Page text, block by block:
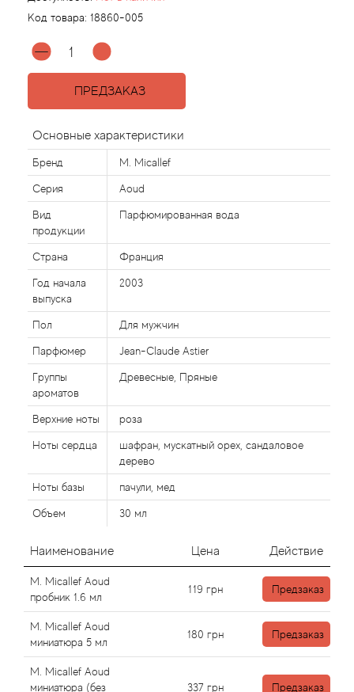
Код товара: 18860-005
ПРЕДЗАКАЗ
Основные характеристики
Бренд M. Micallef
Серия Aoud
Вид
продукции
Парфюмированная вода
Страна Франция
Год начала
выпуска
2003
Пол Для мужчин
Парфюмер Jean-Claude Astier
Группы
ароматов
Древесные, Пряные
Верхние ноты роза
Ноты сердца
шафран, мускатный орех, сандаловое
дерево
Ноты базы пачули, мед
Объем 30 мл
Наименование Цена Действие
M. Micallef Aoud
пробник 1.6 мл
119 грн Предзаказ
M. Micallef Aoud
миниатюра 5 мл
180 грн Предзаказ
M. Micallef Aoud
миниатюра (без
337 грн Предзаказ
Agonist
Aigner
Ajmal
Al Haramain
Al Jazeera
Alaia Paris
Alexander McQueen
Alexandre Barthet
Alexandre J
Alfred Dunhill
Alyson Oldoini
Alyssa Ashley
American Crew
Amouage
Amouroud
Andre L'Arom